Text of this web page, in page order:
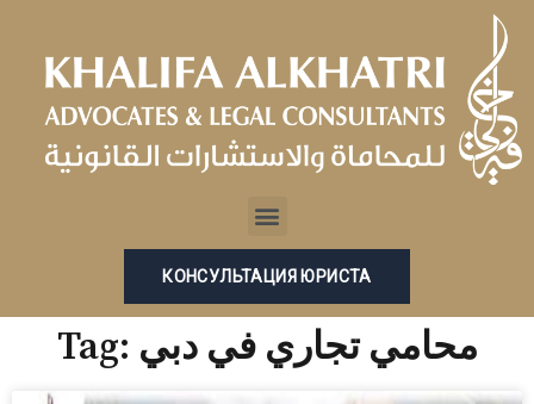
содержимому
Menu
КОНСУЛЬТАЦИЯ ЮРИСТА
Tag: محامي تجاري في دبي